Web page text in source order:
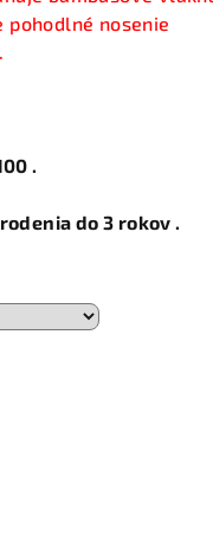
nosenie
.
.
do 3 rokov .